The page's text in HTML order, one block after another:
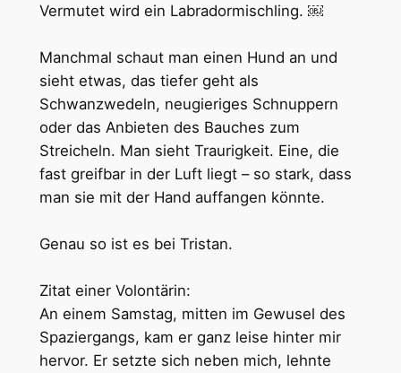
Vermutet wird ein Labradormischling. ￼
Manchmal schaut man einen Hund an und
sieht etwas, das tiefer geht als
Schwanzwedeln, neugieriges Schnuppern
oder das Anbieten des Bauches zum
Streicheln. Man sieht Traurigkeit. Eine, die
fast greifbar in der Luft liegt – so stark, dass
man sie mit der Hand auffangen könnte.
Genau so ist es bei Tristan.
Zitat einer Volontärin:
An einem Samstag, mitten im Gewusel des
Spaziergangs, kam er ganz leise hinter mir
hervor. Er setzte sich neben mich, lehnte